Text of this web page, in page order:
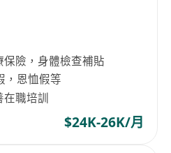
險，身體檢查補貼
，恩恤假等
在職培訓
$24K-26K/月